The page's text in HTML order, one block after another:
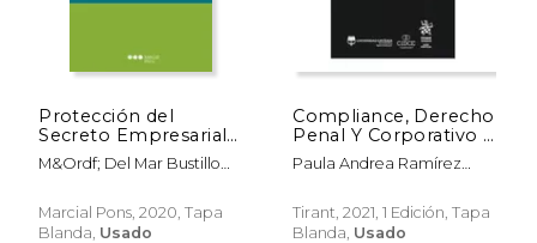
6%
dcto. $ 18.81
15%
dcto. $
Protección del
Secreto Empresarial
en la Directiva (Ue)
2016
M&Ordf; Del Mar Bustillo
Marcial Pons, 2020, Tapa
Blanda, Usado
Compliance, Derecho
Penal Y Corporativo Y
Buena Gobernanza
Empresarial 2ª
Paula Andrea Ramírez
Olivé
Tirant, 2021, 1 Edición, Tapa
Blanda, Usado